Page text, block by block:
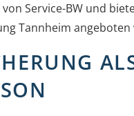
Service-BW und
Tannheim angeboten